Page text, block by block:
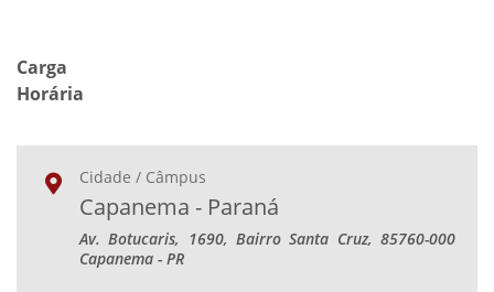
Carga
Horária
Cidade / Câmpus
Capanema - Paraná
Av. Botucaris, 1690, Bairro Santa Cruz, 85760-000
Capanema - PR